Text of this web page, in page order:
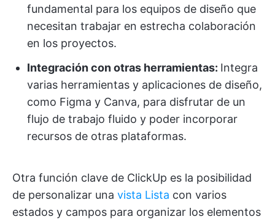
fundamental para los equipos de diseño que
necesitan trabajar en estrecha colaboración
en los proyectos.
Integración con otras herramientas: Integra
varias herramientas y aplicaciones de diseño,
como Figma y Canva, para disfrutar de un
flujo de trabajo fluido y poder incorporar
recursos de otras plataformas.
Otra función clave de ClickUp es la posibilidad
de personalizar una vista Lista con varios
estados y campos para organizar los elementos